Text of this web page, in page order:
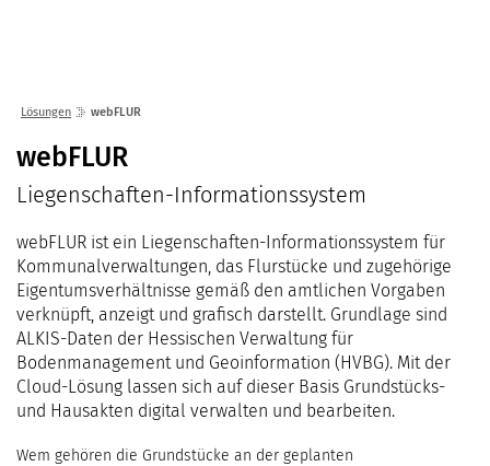
Standorte
Über ekom21
Zertifizierungen
Mitgliedschaften
Kontakt
Ansprechpersonen
2023
2022
2021
Veranstaltungen Kommunaler
Events
Open Door |
Aktuelle Projekte DigiBauG
Breitband
EfA-Leistungen
Stellenangebote
Ausbildung
Praktikum
Mitarbeitende über uns
Lösungen webFLUR
webFLUR
Liegenschaften-Informationssystem
webFLUR ist ein Liegenschaften-Informationssystem für
Kommunalverwaltungen, das Flurstücke und zugehörige
Eigentumsverhältnisse gemäß den amtlichen Vorgaben
verknüpft, anzeigt und grafisch darstellt. Grundlage sind
ALKIS-Daten der Hessischen Verwaltung für
Bodenmanagement und Geoinformation (HVBG). Mit der
Cloud-Lösung lassen sich auf dieser Basis Grundstücks-
und Hausakten digital verwalten und bearbeiten.
Wem gehören die Grundstücke an der geplanten